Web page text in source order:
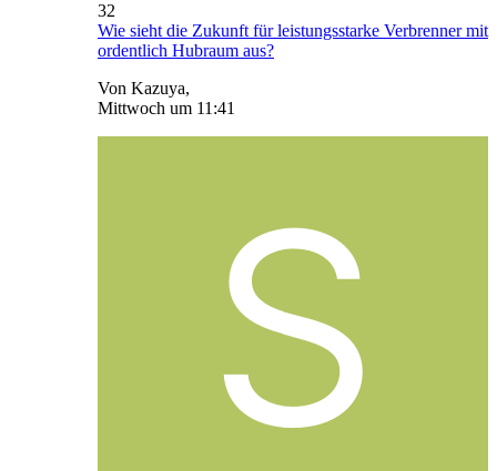
32
Wie sieht die Zukunft für leistungsstarke Verbrenner mit
ordentlich Hubraum aus?
Von Kazuya,
Mittwoch um 11:41